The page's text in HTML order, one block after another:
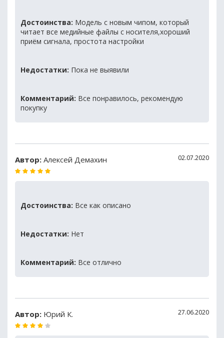
Достоинства: Модель с новым чипом, который
читает все медийные файлы с носителя,хороший
приём сигнала, простота настройки
Недостатки: Пока не выявили
Комментарий: Все понравилось, рекомендую
покупку
Автор: Алексей Демахин 02.07.2020
Достоинства: Все как описано
Недостатки: Нет
Комментарий: Все отлично
Автор: Юрий К. 27.06.2020